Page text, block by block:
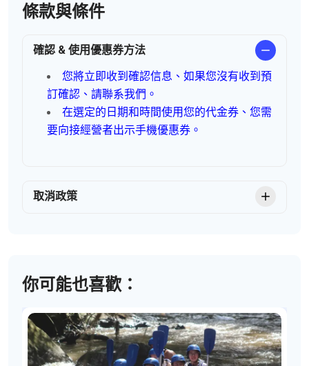
條款與條件
確認 & 使用優惠券方法
您將立即收到確認信息、如果您沒有收到預
訂確認、請聯系我們。
在選定的日期和時間使用您的代金券、您需
要向接經營者出示手機優惠券。
取消政策
你可能也喜歡：